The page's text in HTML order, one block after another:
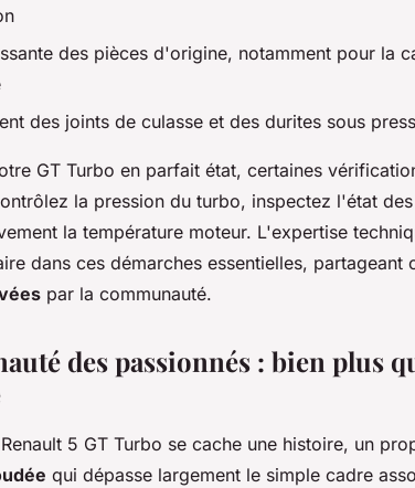
des pièces d'origine, notamment pour la
des joints de culasse et des durites sous
GT Turbo en parfait état, certaines
la pression du turbo, inspectez l'état
la température moteur. L'expertise
dans ces démarches essentielles, partageant
par la communauté.
des passionnés : bien plus
5 GT Turbo se cache une histoire, un
qui dépasse largement le simple cadre